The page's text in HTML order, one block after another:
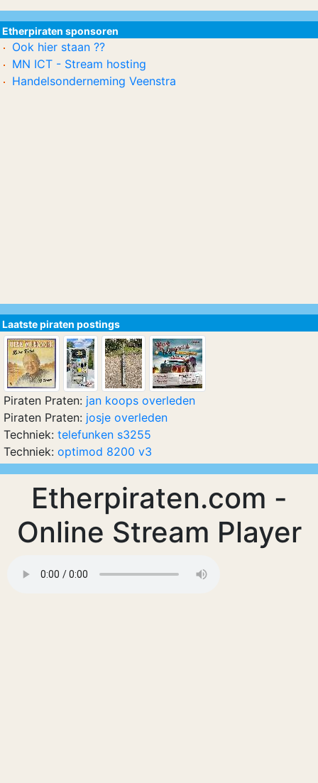
Etherpiraten.com -
Online Stream Player
Etherpiraten sponsoren
Ook hier staan ??
MN ICT - Stream hosting
Handelsonderneming Veenstra
Laatste piraten postings
Piraten Praten: jan koops overleden
Piraten Praten: josje overleden
Techniek: telefunken s3255
Techniek: optimod 8200 v3